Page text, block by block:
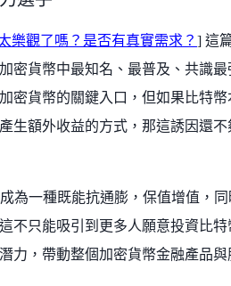
樂觀了嗎？是否有真實需求？ ] 這
密貨幣中最知名、最普及、共識最
密貨幣的關鍵入口，但如果比特幣
生額外收益的方式，那這誘因還不
為一種既能抗通膨，保值增值，同
不只能吸引到更多人願意投資比特
力，帶動整個加密貨幣金融產品與